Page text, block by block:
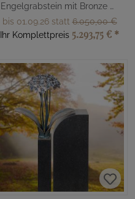
Engelgrabstein mit Bronze Engelsfrau
bis 01.09.26 statt6.050,00 €
Ihr Komplettpreis 5.293,75 € *